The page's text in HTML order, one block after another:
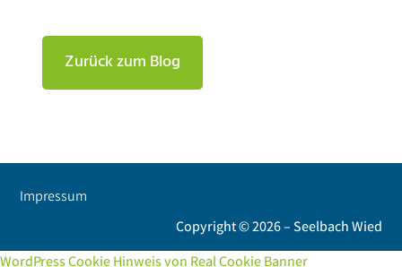
Zurück zum Blog
Impressum
Copyright © 2026 – Seelbach Wied
WordPress Cookie Hinweis von Real Cookie Banner